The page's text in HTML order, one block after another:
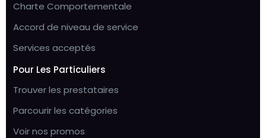
Charte Comportementale
Accord de niveau de service
Services acceptés
Pour Les Particuliers
Trouver les prestataires
Parcourir les catégories
Voir nos promos